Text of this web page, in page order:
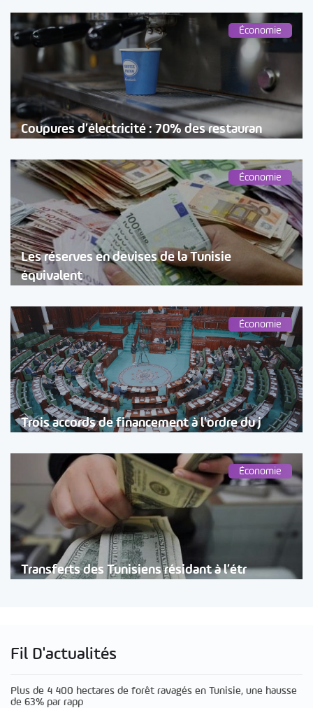
Économie
Coupures d’électricité : 70% des restauran
Économie
Les réserves en devises de la Tunisie
équivalent
Économie
Trois accords de financement à l’ordre du j
Économie
Transferts des Tunisiens résidant à l’étr
Fil D'actualités
Plus de 4 400 hectares de forêt ravagés en Tunisie, une hausse
de 63% par rapp